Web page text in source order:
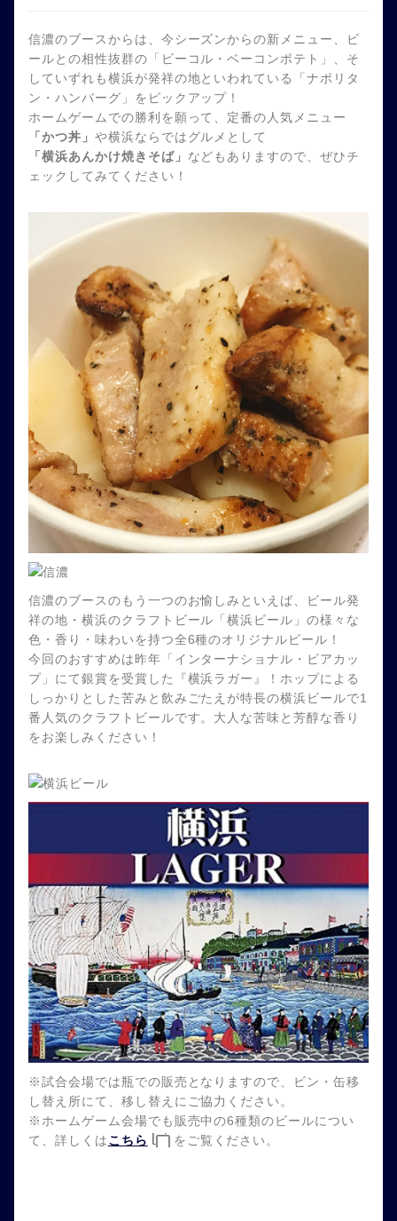
信濃のブースからは、今シーズンからの新メニュー、ビ
ールとの相性抜群の「ビーコル・ベーコンポテト」、そ
していずれも横浜が発祥の地といわれている「ナポリタ
ン・ハンバーグ」をピックアップ！
ホームゲームでの勝利を願って、定番の人気メニュー
「かつ丼」 や横浜ならではグルメとして
「横浜あんかけ焼きそば」 などもありますので、ぜひチ
ェックしてみてください！
信濃のブースのもう一つのお愉しみといえば、ビール発
祥の地・横浜のクラフトビール「横浜ビール」の様々な
色・香り・味わいを持つ全6種のオリジナルビール！
今回のおすすめは昨年「インターナショナル・ビアカッ
プ」にて銀賞を受賞した『横浜ラガー』！ホップによる
しっかりとした苦みと飲みごたえが特長の横浜ビールで1
番人気のクラフトビールです。大人な苦味と芳醇な香り
をお楽しみください！
※試合会場では瓶での販売となりますので、ビン・缶移
し替え所にて、移し替えにご協力ください。
※ホームゲーム会場でも販売中の6種類のビールについ
て、詳しくはこちら をご覧ください。